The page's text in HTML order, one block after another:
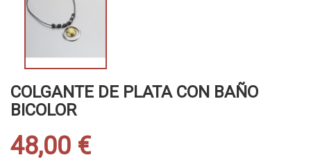
COLGANTE DE PLATA CON BAÑO
BICOLOR
48,00 €